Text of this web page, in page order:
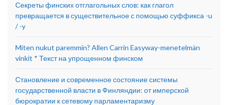
Секреты финских отглагольных слов: как глагол
превращается в существительное с помощью суффикса -u
/ -y
Miten nukut paremmin? Allen Carrin Easyway-menetelmän
vinkit * Текст на упрощенном финском
Становление и современное состояние системы
государственной власти в Финляндии: от имперской
бюрократии к сетевому парламентаризму